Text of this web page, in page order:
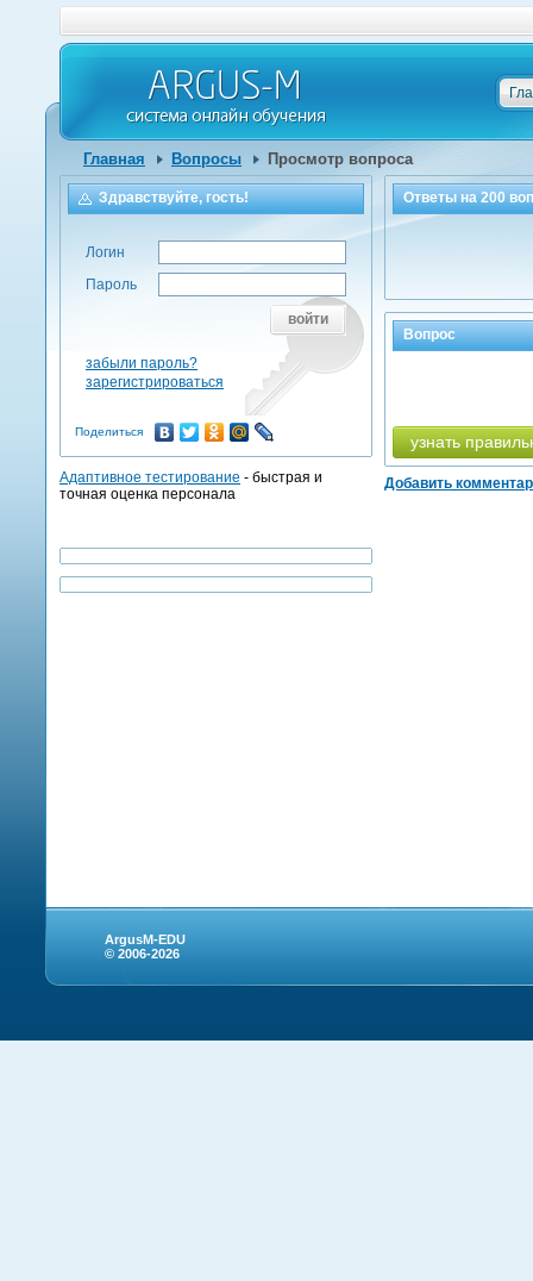
Главная Вопросы Просмотр вопроса
Ответы на200
Вопрос
узнать
Добавить
Здравствуйте, гость!
Логин
Пароль
войти
забыли пароль?
зарегистрироваться
Поделиться
Адаптивное тестирование - быстрая и
точная оценка персонала
ArgusM-EDU
© 2006-2026